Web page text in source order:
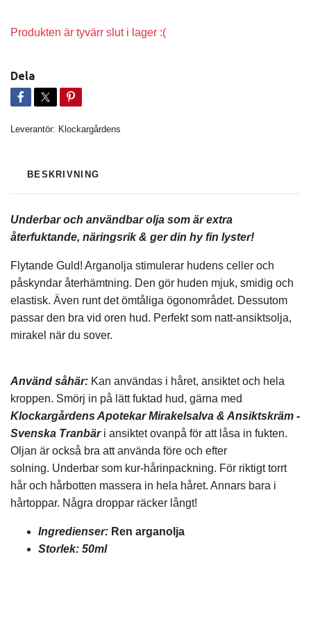
Produkten är tyvärr slut i lager :(
Dela
Leverantör: Klockargårdens
BESKRIVNING
Underbar och användbar olja som är extra
återfuktande, näringsrik & ger din hy fin lyster!
Flytande Guld! Arganolja stimulerar hudens celler och
påskyndar återhämtning. Den gör huden mjuk, smidig och
elastisk. Även runt det ömtåliga ögonområdet. Dessutom
passar den bra vid oren hud. Perfekt som natt-ansiktsolja,
mirakel när du sover.
Använd såhär: Kan användas i håret, ansiktet och hela
kroppen. Smörj in på lätt fuktad hud, gärna med
Klockargårdens Apotekar Mirakelsalva & Ansiktskräm -
Svenska Tranbäri ansiktet ovanpå för att låsa in fukten.
Oljan är också bra att använda före och efter
solning. Underbar som kur-hårinpackning. För riktigt torrt
hår och hårbotten massera in hela håret. Annars bara i
hårtoppar. Några droppar räcker långt!
Ingredienser: Ren arganolja
Storlek: 50ml